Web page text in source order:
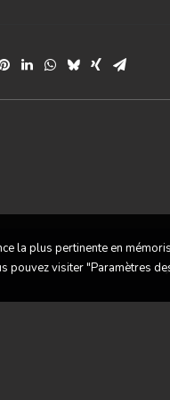
la plus pertinente en
pouvez visiter "Paramètres